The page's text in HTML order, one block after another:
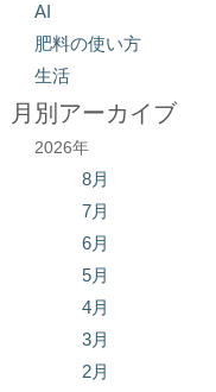
AI
肥料の使い方
生活
月別アーカイブ
2026年
8月
7月
6月
5月
4月
3月
2月